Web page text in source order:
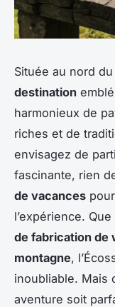
Située au nord
destination
harmonieux de
riches et de
envisagez de
fascinante, rien
de vacances pour
l’expérience.
de fabrication de
montagne,
inoubliable. Mais
aventure soit